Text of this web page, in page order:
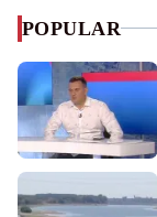
POPULAR